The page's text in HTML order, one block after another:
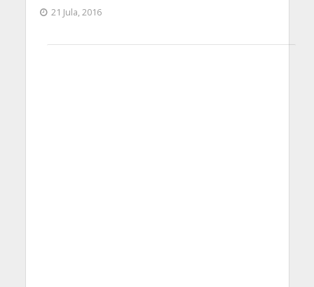
21 Jula, 2016